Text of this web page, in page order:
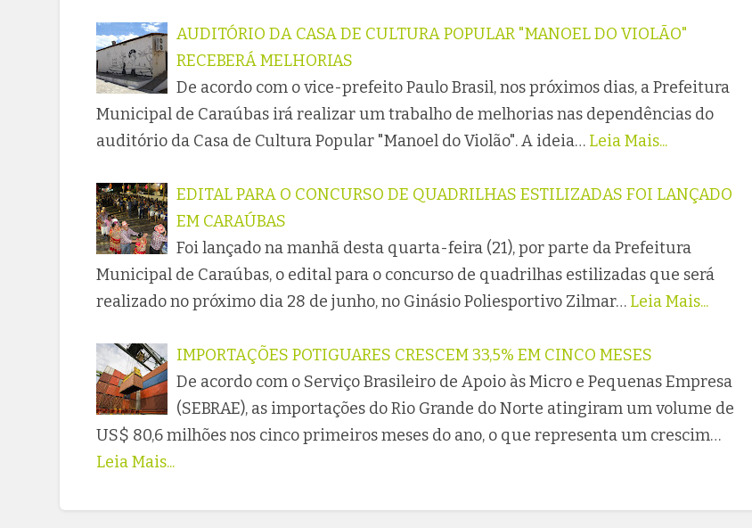
AUDITÓRIO DA CASA DE CULTURA POPULAR "MANOEL DO VIOLÃO"
RECEBERÁ MELHORIAS
De acordo com o vice-prefeito Paulo Brasil, nos próximos dias, a Prefeitura
Municipal de Caraúbas irá realizar um trabalho de melhorias nas dependências do
auditório da Casa de Cultura Popular "Manoel do Violão". A ideia… Leia Mais...
EDITAL PARA O CONCURSO DE QUADRILHAS ESTILIZADAS FOI LANÇADO
EM CARAÚBAS
Foi lançado na manhã desta quarta-feira (21), por parte da Prefeitura
Municipal de Caraúbas, o edital para o concurso de quadrilhas estilizadas que será
realizado no próximo dia 28 de junho, no Ginásio Poliesportivo Zilmar… Leia Mais...
IMPORTAÇÕES POTIGUARES CRESCEM 33,5% EM CINCO MESES
De acordo com o Serviço Brasileiro de Apoio às Micro e Pequenas Empresa
(SEBRAE), as importações do Rio Grande do Norte atingiram um volume de
US$ 80,6 milhões nos cinco primeiros meses do ano, o que representa um crescim…
Leia Mais...